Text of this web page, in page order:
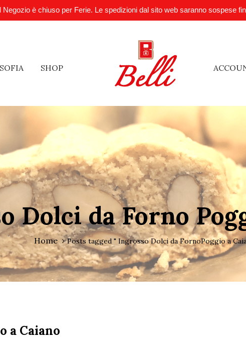
Negozio è chiuso per Ferie. Le spedizioni dal sito web saranno sospese
SHOP
Dolci da Forno
Home Posts tagged " Ingrosso Dolci da FornoPoggio a
a Caiano